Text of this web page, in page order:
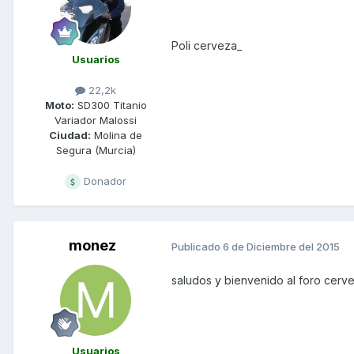
Usuarios
22,2k
Moto: SD300 Titanio
Variador Malossi
Ciudad: Molina de
Segura (Murcia)
Donador
Poli cerveza_
monez
Usuarios
Publicado 6 de Diciembre del 2015
saludos y bienvenido al foro